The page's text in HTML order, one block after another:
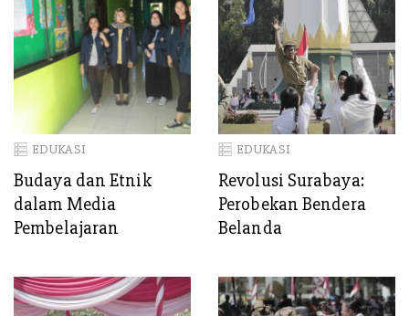
EDUKASI
Budaya dan Etnik
dalam Media
Pembelajaran
EDUKASI
Revolusi Surabaya:
Perobekan Bendera
Belanda